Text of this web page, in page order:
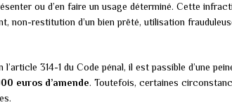
ou d’en faire un usage déterminé. Cette
non-restitution d’un bien prêté, utilisation
314-1 du Code pénal, il est passible d’une
euros d’amende. Toutefois, certaines